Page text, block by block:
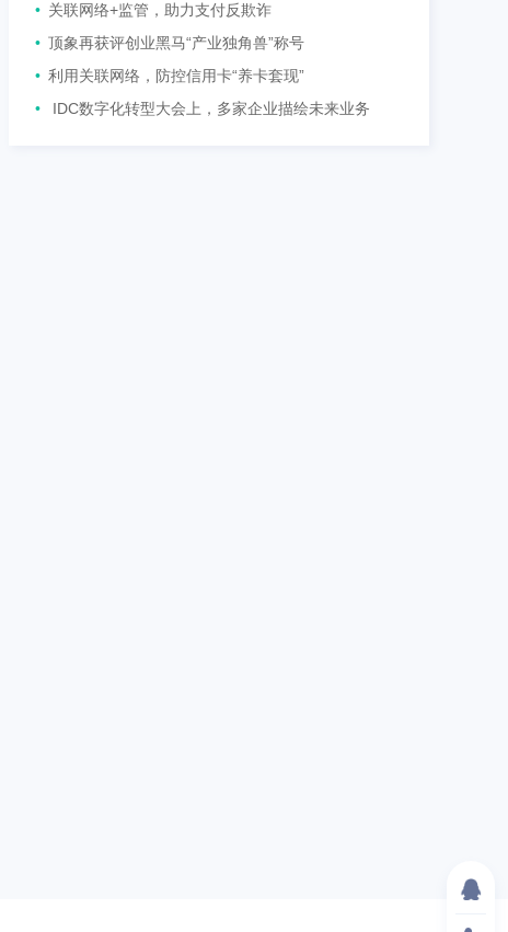
• 关联网络+监管，助力支付反欺诈
• 顶象再获评创业黑马“产业独角兽”称号
• 利用关联网络，防控信用卡“养卡套现”
•
IDC数字化转型大会上，多家企业描绘未来业务